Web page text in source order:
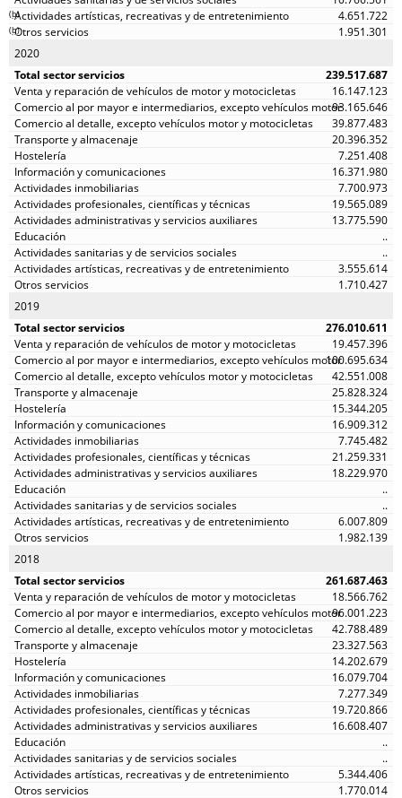
4.651.722
(b)
1.951.301
(b)
2020
239.517.687
16.147.123
93.165.646
39.877.483
20.396.352
7.251.408
16.371.980
7.700.973
19.565.089
13.775.590
..
..
3.555.614
1.710.427
2019
276.010.611
19.457.396
100.695.634
42.551.008
25.828.324
15.344.205
16.909.312
7.745.482
21.259.331
18.229.970
..
..
6.007.809
1.982.139
2018
261.687.463
18.566.762
96.001.223
42.788.489
23.327.563
14.202.679
16.079.704
7.277.349
19.720.866
16.608.407
..
..
5.344.406
1.770.014